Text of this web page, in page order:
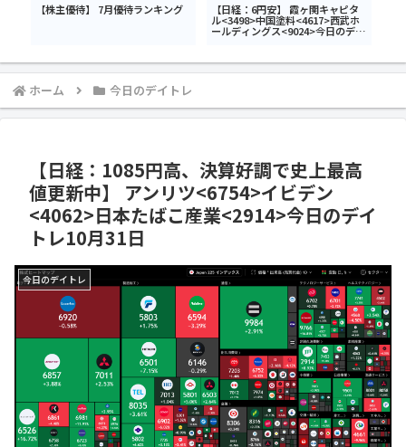
【株主優待】 7月優待ランキング 【日経：6円安】 霞ヶ関キャピタ
ル<3498>中国塗料<4617>西武ホ
ールディングス<9024>今日のデイ
ホーム 今日のデイトレ
【日経：1085円高、決算好調で史上最高
値更新中】 アンリツ<6754>イビデン
<4062>日本たばこ産業<2914>今日のデイ
トレ10月31日
今日のデイトレ